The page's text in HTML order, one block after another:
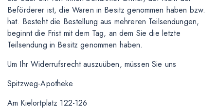
Beförderer ist, die Waren in Besitz genommen haben bzw.
hat. Besteht die Bestellung aus mehreren Teilsendungen,
beginnt die Frist mit dem Tag, an dem Sie die letzte
Teilsendung in Besitz genommen haben.
Um Ihr Widerrufsrecht auszuüben, müssen Sie uns
Spitzweg-Apotheke
Am Kielortplatz 122-126